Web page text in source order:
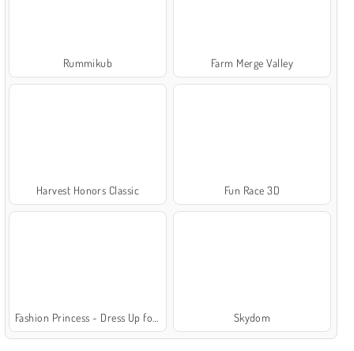
Rummikub Farm Merge Valley
Harvest Honors Classic Fun Race 3D
Fashion Princess - Dress Up for Girls Skydom